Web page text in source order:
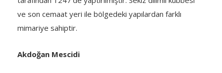
ve son cemaat yeri ile bölgedeki yapılardan farklı
mimariye sahiptir.
Akdoğan Mescidi